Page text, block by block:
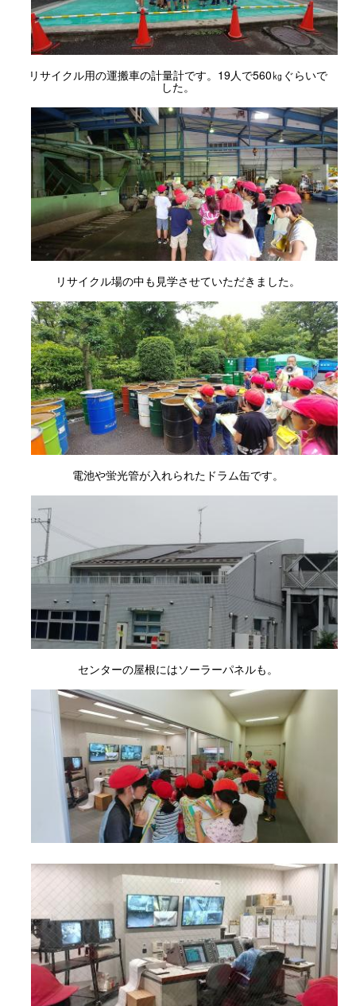
リサイクル用の運搬車の計量計です。19人で560㎏ぐらいで
した。
リサイクル場の中も見学させていただきました。
電池や蛍光管が入れられたドラム缶です。
センターの屋根にはソーラーパネルも。